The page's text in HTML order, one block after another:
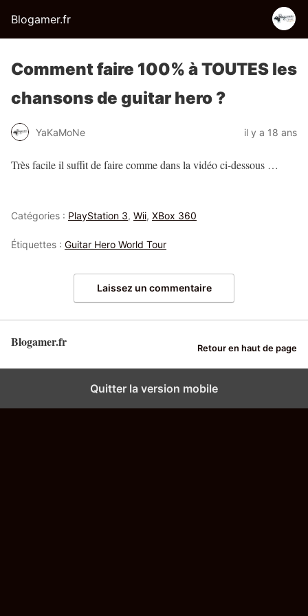
Blogamer.fr
Comment faire 100% à TOUTES les
chansons de guitar hero ?
YaKaMoNe il y a 18 ans
Très facile il suffit de faire comme dans la vidéo ci-dessous …
Catégories : PlayStation 3, Wii, XBox 360
Étiquettes : Guitar Hero World Tour
Laissez un commentaire
Blogamer.fr Retour en haut de page
Quitter la version mobile